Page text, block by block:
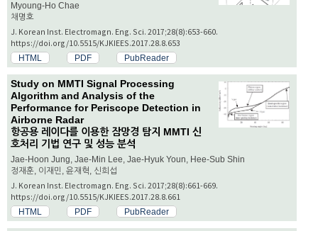
Myoung-Ho Chae
채명호
J. Korean Inst. Electromagn. Eng. Sci. 2017;28(8):653-660.
https://doi.org/10.5515/KJKIEES.2017.28.8.653
HTML PDF PubReader
Study on MMTI Signal Processing
Algorithm and Analysis of the
Performance for Periscope Detection in
Airborne Radar
항공용 레이다를 이용한 잠망경 탐지 MMTI 신
호처리 기법 연구 및 성능 분석
Jae-Hoon Jung, Jae-Min Lee, Jae-Hyuk Youn, Hee-Sub Shin
정재훈, 이재민, 윤재혁, 신희섭
J. Korean Inst. Electromagn. Eng. Sci. 2017;28(8):661-669.
https://doi.org/10.5515/KJKIEES.2017.28.8.661
HTML PDF PubReader